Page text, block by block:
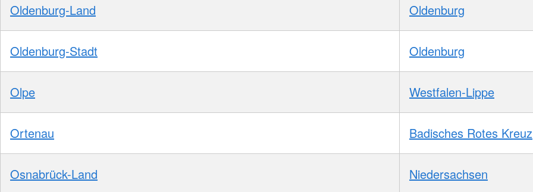
Oldenburg-Land Oldenburg
Oldenburg-Stadt Oldenburg
Olpe Westfalen-Lippe
Ortenau Badisches Rotes Kreuz
Osnabrück-Land Niedersachsen